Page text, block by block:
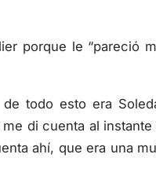
porque le “pareció
todo esto era
di cuenta al instante
ahí, que era una